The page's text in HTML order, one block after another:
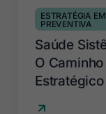
ESTRATÉGIA
PREVENTIVA
Saúde
O